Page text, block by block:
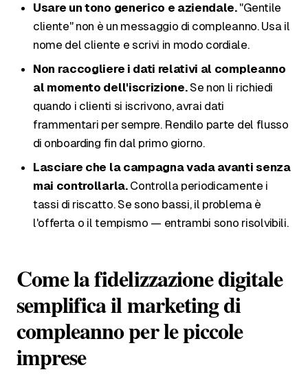
Usare un tono generico e aziendale."Gentile
cliente" non è un messaggio di compleanno. Usa il
nome del cliente e scrivi in modo cordiale.
Non raccogliere i dati relativi al compleanno
al momento dell'iscrizione.Se non li richiedi
quando i clienti si iscrivono, avrai dati
frammentari per sempre. Rendilo parte del flusso
di onboarding fin dal primo giorno.
Lasciare che la campagna vada avanti senza
mai controllarla.Controlla periodicamente i
tassi di riscatto. Se sono bassi, il problema è
l'offerta o il tempismo — entrambi sono risolvibili.
Come la fidelizzazione digitale
semplifica il marketing di
compleanno per le piccole
imprese